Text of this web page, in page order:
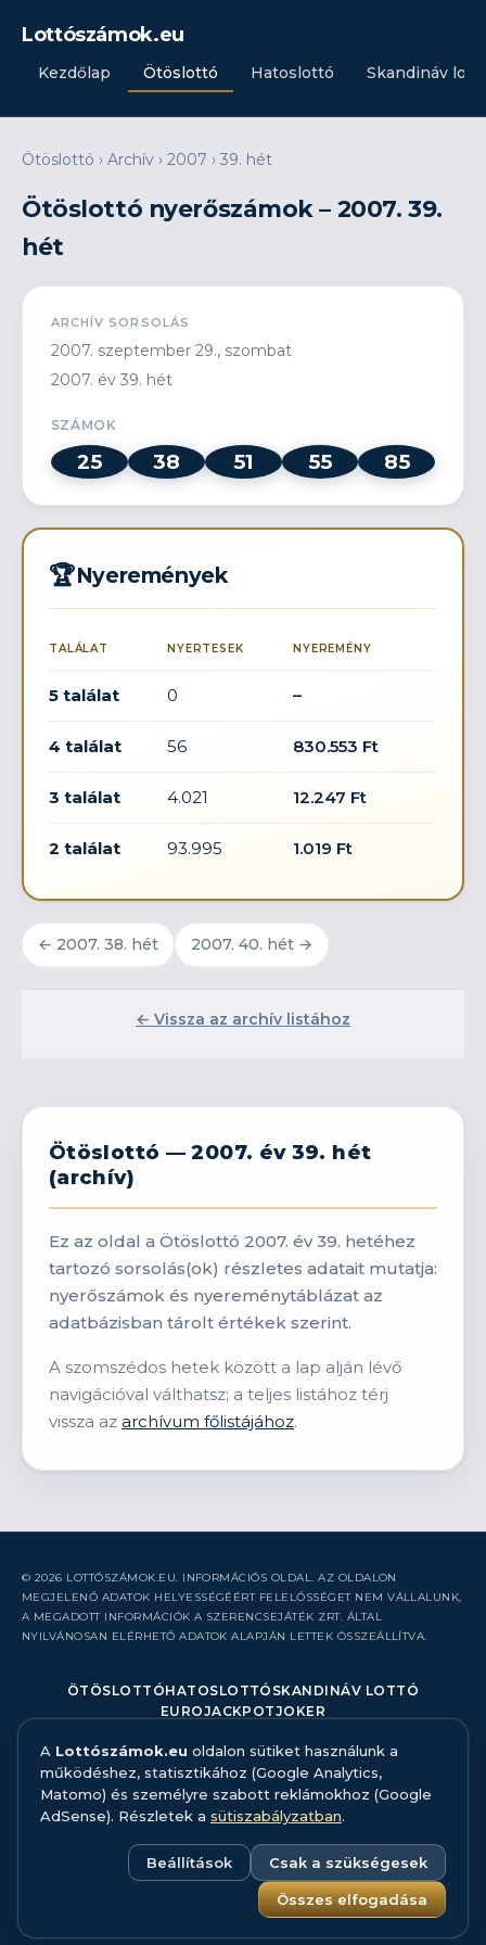
Lottószámok.eu
Kezdőlap Ötöslottó Hatoslottó Skandináv
Ötöslottó › Archív › 2007 › 39. hét
Ötöslottó nyerőszámok – 2007. 39.
hét
ARCHÍV SORSOLÁS
2007. szeptember 29., szombat
2007. év 39. hét
SZÁMOK
25 38 51 55 85
🏆Nyeremények
TALÁLAT NYERTESEK NYEREMÉNY
5 találat 0 –
4 találat 56 830.553 Ft
3 találat 4.021 12.247 Ft
2 találat 93.995 1.019 Ft
← 2007. 38. hét 2007. 40. hét →
← Vissza az archív listához
Ötöslottó — 2007. év 39. hét
(archív)
Ez az oldal a Ötöslottó 2007. év 39. hetéhez
tartozó sorsolás(ok) részletes adatait mutatja:
nyerőszámok és nyereménytáblázat az
adatbázisban tárolt értékek szerint.
A szomszédos hetek között a lap alján lévő
navigációval válthatsz; a teljes listához térj
vissza az archívum főlistájához.
© 2026 LOTTÓSZÁMOK.EU. INFORMÁCIÓS OLDAL. AZ OLDALON
MEGJELENŐ ADATOK HELYESSÉGÉÉRT FELELŐSSÉGET NEM VÁLLALUNK,
A MEGADOTT INFORMÁCIÓK A SZERENCSEJÁTÉK ZRT. ÁLTAL
NYILVÁNOSAN ELÉRHETŐ ADATOK ALAPJÁN LETTEK ÖSSZEÁLLÍTVA.
ÖTÖSLOTTÓHATOSLOTTÓ SKANDINÁV LOTTÓ
EUROJACKPOTJOKER
RÓLUNK
KAPCSOLAT
HIBABEJELENTÉS
ADATFORRÁS ÉS MÓDSZERTAN
ADATKEZELÉS
SÜTISZABÁLYZAT
A Lottószámok.eu oldalon sütiket használunk a
működéshez, statisztikához (Google Analytics,
Matomo) és személyre szabott reklámokhoz (Google
AdSense). Részletek a sütiszabályzatban.
Beállítások Csak a szükségesek
Összes elfogadása